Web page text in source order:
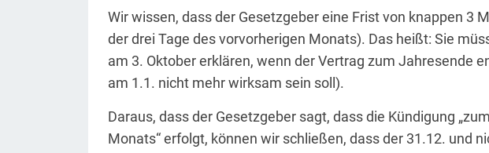
Wir wissen, dass der Gesetzgeber eine Frist von knappen 3
der drei Tage des vorvorherigen Monats). Das heißt: Sie
am 3. Oktober erklären, wenn der Vertrag zum Jahresende
am 1.1. nicht mehr wirksam sein soll).
Daraus, dass der Gesetzgeber sagt, dass die Kündigung
Monats“ erfolgt, können wir schließen, dass der 31.12. und